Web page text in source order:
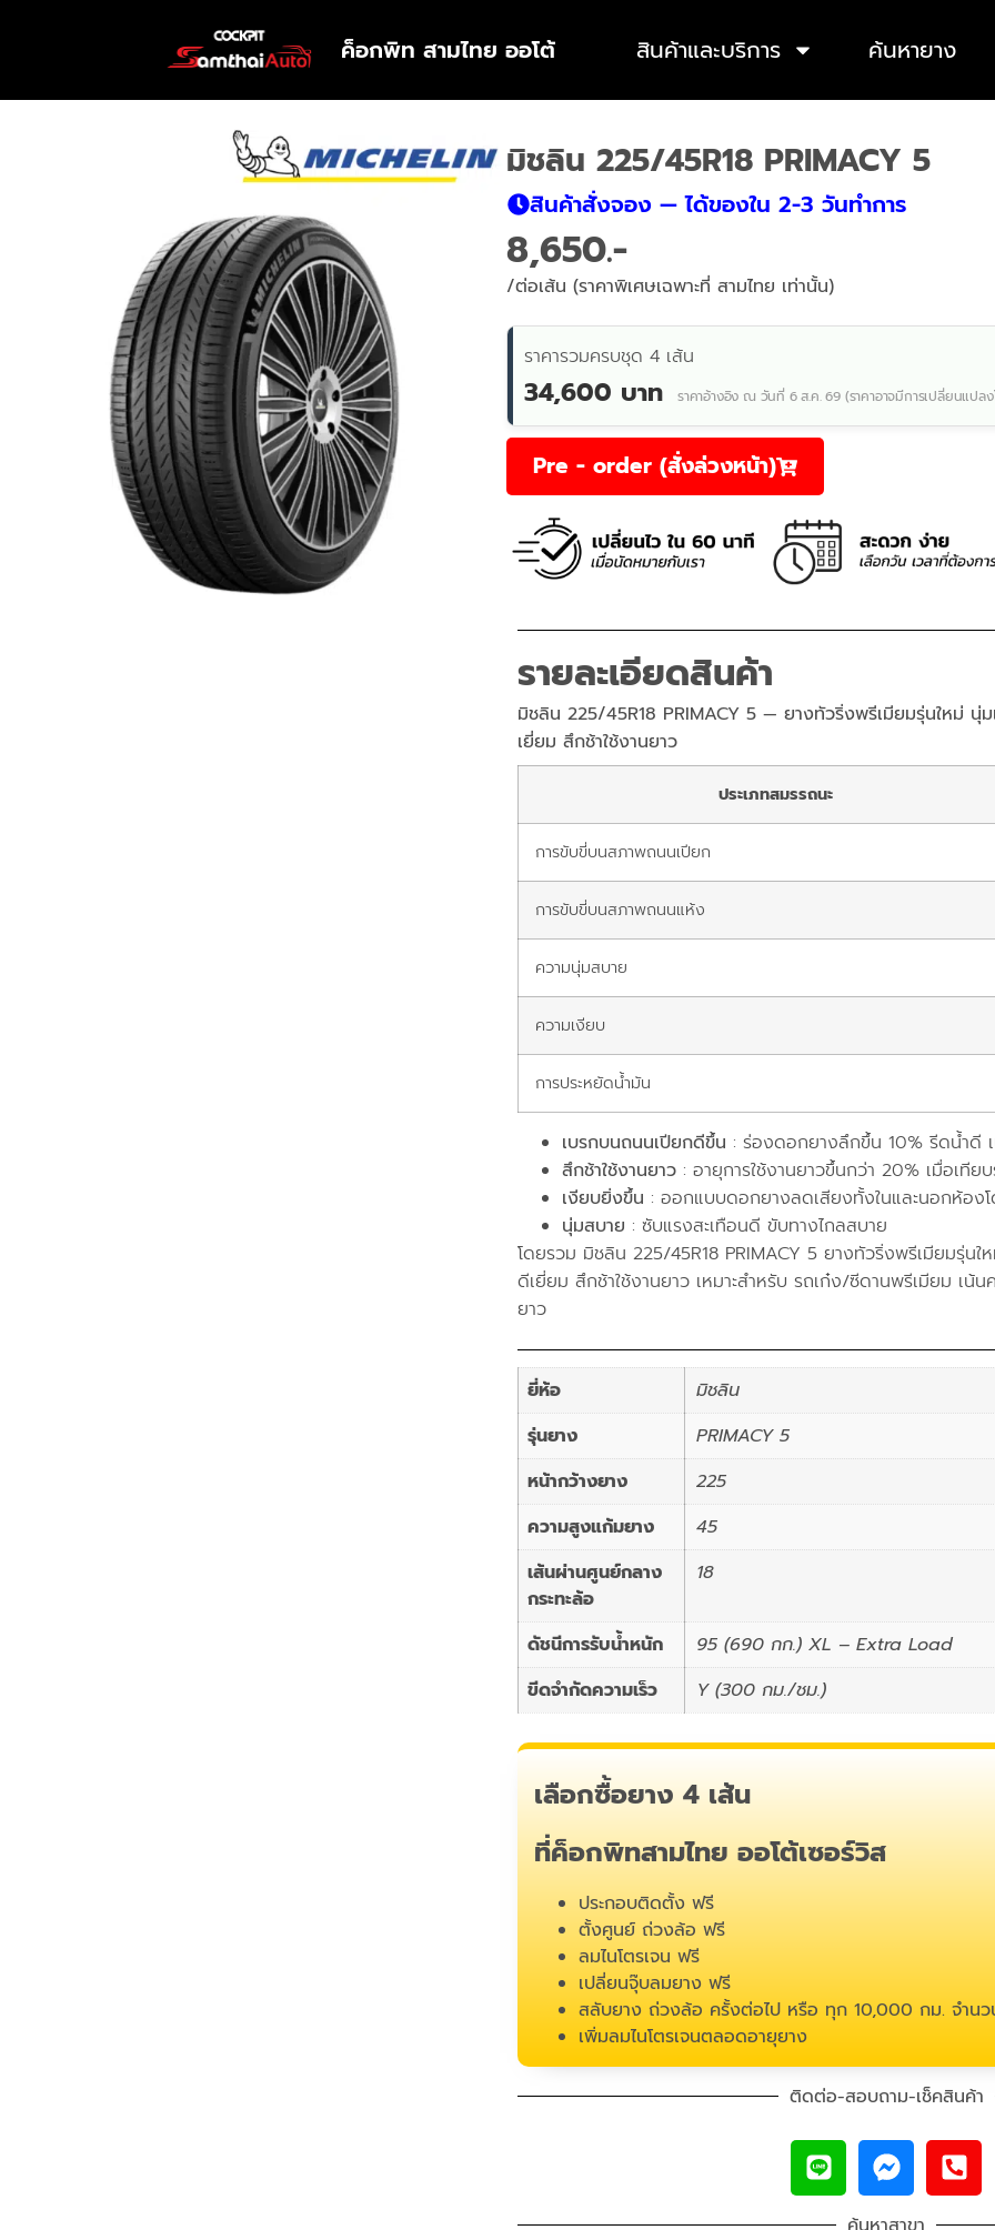
ค็อกพิท สามไทย ออโต้ สินค้าและบริการ ค้นหายาง
มิชลิน 225/45R18 PRIMACY 5
สินค้าสั่งจอง — ได้ของใน 2-3 วันทำการ
8,650
/ต่อเส้น (ราคาพิเศษเฉพาะที่ สามไทย เท่านั้น)
ราคารวมครบชุด 4 เส้น
34,600 บาท ราคาอ้างอิง ณ วันที่ 6 ส.ค. 69 (ราคาอาจมีการเปลี่ยนแปล
Pre - order (สั่งล่วงหน้า)
รายละเอียดสินค้า
มิชลิน 225/45R18 PRIMACY 5 — ยางทัวริ่งพรีเมียมรุ่นใหม่ นุ่
เยี่ยม สึกช้าใช้งานยาว
ประเภทสมรรถนะ
การขับขี่บนสภาพถนนเปียก
การขับขี่บนสภาพถนนแห้ง
ความนุ่มสบาย
ความเงียบ
การประหยัดน้ำมัน
เบรกบนถนนเปียกดีขึ้น : ร่องดอกยางลึกขึ้น 10% รีดน้ำดี
สึกช้าใช้งานยาว : อายุการใช้งานยาวขึ้นกว่า 20% เมื่อเทีย
เงียบยิ่งขึ้น : ออกแบบดอกยางลดเสียงทั้งในและนอกห้อง
นุ่มสบาย : ซับแรงสะเทือนดี ขับทางไกลสบาย
โดยรวม มิชลิน 225/45R18 PRIMACY 5 ยางทัวริ่งพรีเมียมรุ่น
ดีเยี่ยม สึกช้าใช้งานยาว เหมาะสำหรับ รถเก๋ง/ซีดานพรีเมียม เน้น
ยาว
ยี่ห้อ
มิชลิน
รุ่นยาง
PRIMACY 5
หน้ากว้างยาง
225
ความสูงแก้มยาง
45
เส้นผ่านศูนย์กลาง
กระทะล้อ
18
ดัชนีการรับน้ำหนัก
95 (690 กก.) XL – Extra Load
ขีดจำกัดความเร็ว
Y (300 กม./ชม.)
เลือกซื้อยาง 4 เส้น
ที่ค็อกพิทสามไทย ออโต้เซอร์วิส
ประกอบติดตั้ง ฟรี
ตั้งศูนย์ ถ่วงล้อ ฟรี
ลมไนโตรเจน ฟรี
เปลี่ยนจุ๊บลมยาง ฟรี
สลับยาง ถ่วงล้อ ครั้งต่อไป หรือ ทุก 10,000 กม. จำน
เพิ่มลมไนโตรเจนตลอดอายุยาง
ติดต่อ-สอบถาม-เช็คสินค้า